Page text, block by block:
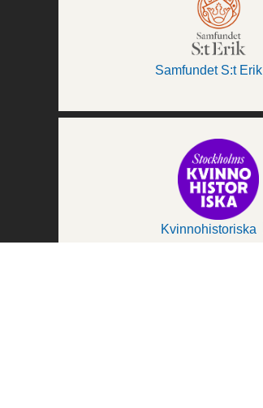
Samfundet S:t Erik
Kvinnohistoriska